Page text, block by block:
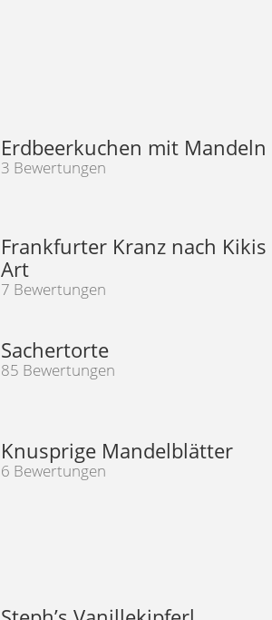
Erdbeerkuchen mit Mandeln
3 Bewertungen
Frankfurter Kranz nach Kikis
Art
7 Bewertungen
Sachertorte
85 Bewertungen
Knusprige Mandelblätter
6 Bewertungen